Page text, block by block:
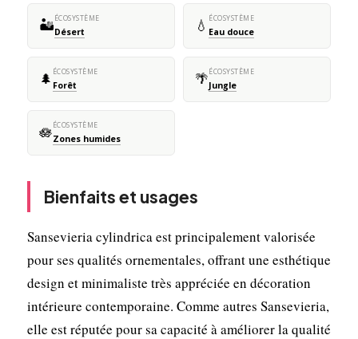
🏜️ÉCOSYSTÈME
Désert 💧 ÉCOSYSTÈME
Eau douce
🌲 ÉCOSYSTÈME
Forêt 🌴ÉCOSYSTÈME
Jungle
🪷ÉCOSYSTÈME
Zones humides
Bienfaits et usages
Sansevieria cylindrica est principalement valorisée
pour ses qualités ornementales, offrant une esthétique
design et minimaliste très appréciée en décoration
intérieure contemporaine. Comme autres Sansevieria,
elle est réputée pour sa capacité à améliorer la qualité